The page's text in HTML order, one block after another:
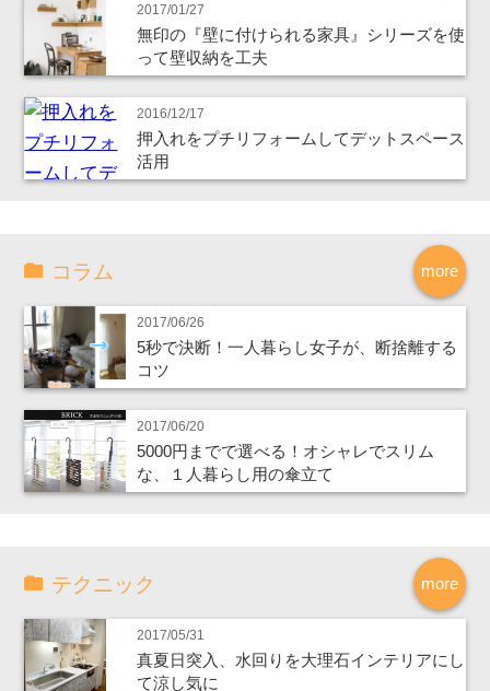
2017/01/27
無印の『壁に付けられる家具』シリーズを使
って壁収納を工夫
2016/12/17
押入れをプチリフォームしてデットスペース
活用
more
コラム
2017/06/26
5秒で決断！一人暮らし女子が、断捨離する
コツ
2017/06/20
5000円までで選べる！オシャレでスリム
な、１人暮らし用の傘立て
more
テクニック
2017/05/31
真夏日突入、水回りを大理石インテリアにし
て涼し気に